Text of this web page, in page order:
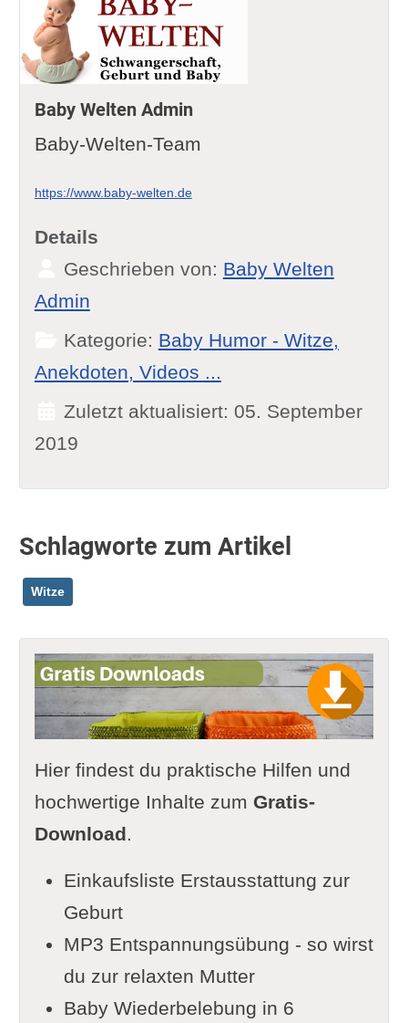
Baby Welten Admin
Baby-Welten-Team
https://www.baby-welten.de
Details
Geschrieben von: Baby Welten
Admin
Kategorie: Baby Humor - Witze,
Anekdoten, Videos ...
Zuletzt aktualisiert: 05. September
2019
Schlagworte zum Artikel
Witze
Hier findest du praktische Hilfen und
hochwertige Inhalte zum Gratis-
Download.
Einkaufsliste Erstausstattung zur
Geburt
MP3 Entspannungsübung - so wirst
du zur relaxten Mutter
Baby Wiederbelebung in 6